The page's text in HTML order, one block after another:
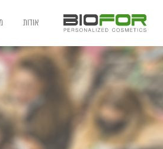
אודות